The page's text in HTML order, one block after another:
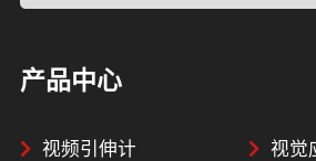
产品中心
视频引伸计 视觉